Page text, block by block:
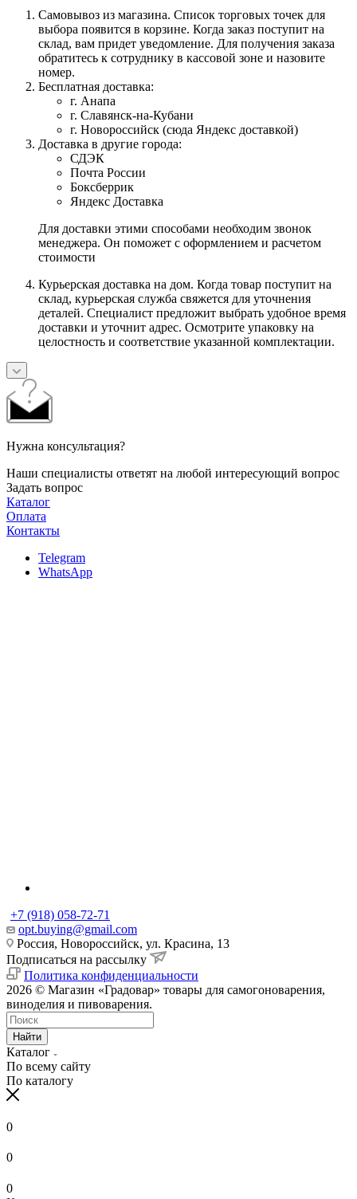
Самовывоз из магазина. Список торговых точек для
выбора появится в корзине. Когда заказ поступит на
склад, вам придет уведомление. Для получения заказа
обратитесь к сотруднику в кассовой зоне и назовите
номер.
Бесплатная доставка:
г. Анапа
г. Славянск-на-Кубани
г. Новороссийск (сюда Яндекс доставкой)
Доставка в другие города:
СДЭК
Почта России
Боксберрик
Яндекс Доставка
Для доставки этими способами необходим звонок
менеджера. Он поможет с оформлением и расчетом
стоимости
Курьерская доставка на дом. Когда товар поступит на
склад, курьерская служба свяжется для уточнения
деталей. Специалист предложит выбрать удобное время
доставки и уточнит адрес. Осмотрите упаковку на
целостность и соответствие указанной комплектации.
Нужна консультация?
Наши специалисты ответят на любой интересующий вопрос
Задать вопрос
Каталог
Оплата
Контакты
Telegram
WhatsApp
+7 (918) 058-72-71
opt.buying@gmail.com
Россия, Новороссийск, ул. Красина, 13
Подписаться на рассылку
Политика конфиденциальности
2026 © Магазин «Градовар» товары для самогоноварения,
виноделия и пивоварения.
Найти
Каталог
По всему сайту
По каталогу
0
0
0